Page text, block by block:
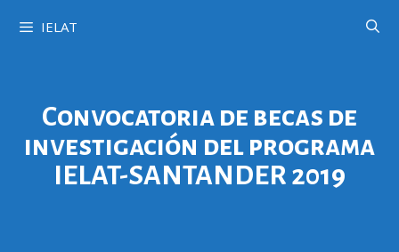
IELAT
Convocatoria de becas de
investigación del programa
IELAT-SANTANDER 2019